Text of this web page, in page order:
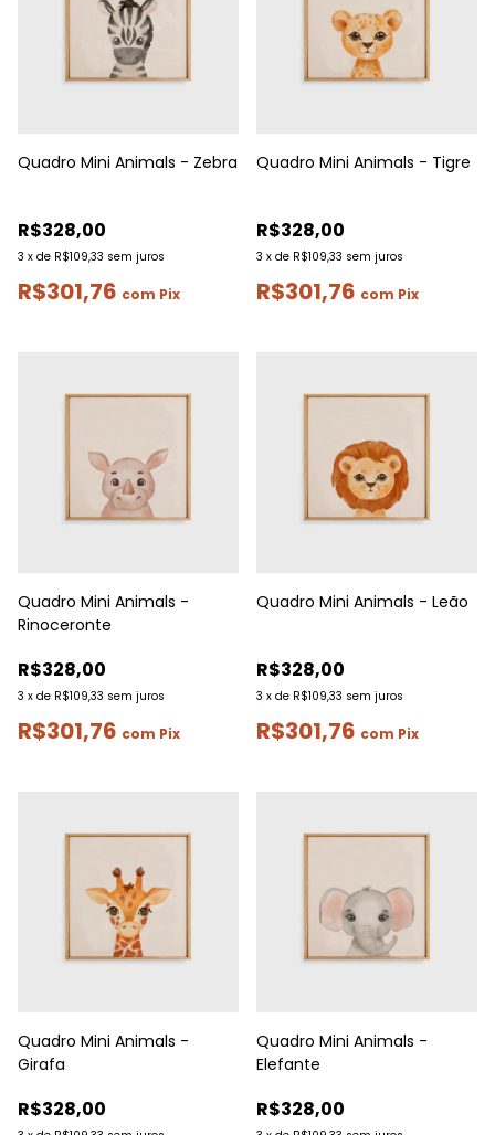
Quadro Mini Animals - Zebra
R$328,00
3 x de R$109,33 sem juros
R$301,76 com Pix
Quadro Mini Animals - Tigre
R$328,00
3 x de R$109,33 sem juros
R$301,76 com Pix
Quadro Mini Animals -
Rinoceronte
R$328,00
3 x de R$109,33 sem juros
R$301,76 com Pix
Quadro Mini Animals - Leão
R$328,00
3 x de R$109,33 sem juros
R$301,76 com Pix
Quadro Mini Animals -
Girafa
R$328,00
Quadro Mini Animals -
Elefante
R$328,00